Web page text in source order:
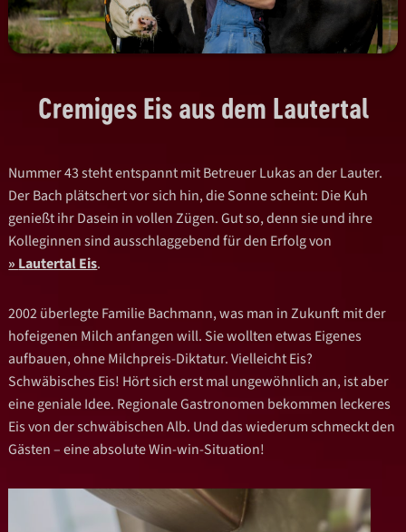
Cremiges Eis aus dem Lautertal
Nummer 43 steht entspannt mit Betreuer Lukas an der Lauter.
Der Bach plätschert vor sich hin, die Sonne scheint: Die Kuh
genießt ihr Dasein in vollen Zügen. Gut so, denn sie und ihre
Kolleginnen sind ausschlaggebend für den Erfolg von
Lautertal Eis.
2002 überlegte Familie Bachmann, was man in Zukunft mit der
hofeigenen Milch anfangen will. Sie wollten etwas Eigenes
aufbauen, ohne Milchpreis-Diktatur. Vielleicht Eis?
Schwäbisches Eis! Hört sich erst mal ungewöhnlich an, ist aber
eine geniale Idee. Regionale Gastronomen bekommen leckeres
Eis von der schwäbischen Alb. Und das wiederum schmeckt den
Gästen – eine absolute Win-win-Situation!